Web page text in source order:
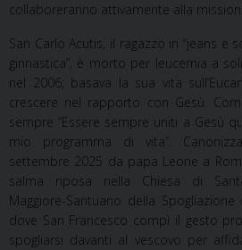
collaboreranno attivamente alla
San Carlo Acutis, il ragazzo in “jeans e
ginnastica”, è morto per leucemia a
nel 2006; basava la sua vita
crescere nel rapporto con Gesù.
sempre “Essere sempre uniti a Gesù
mio programma di vita”.
settembre 2025 da papa Leone a
salma riposa nella Chiesa di
Maggiore-Santuario della Spogliazione
dove San Francesco compì il gesto
spogliarsi davanti al vescovo per